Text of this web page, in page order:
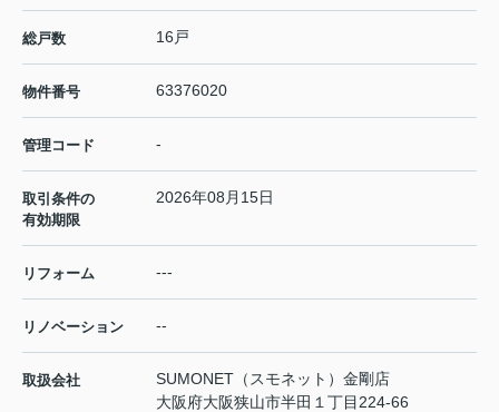
総戸数 16戸
物件番号 63376020
管理コード -
取引条件の
有効期限
2026年08月15日
リフォーム ---
リノベーション --
取扱会社
SUMONET（スモネット）金剛店
大阪府大阪狭山市半田１丁目224-66